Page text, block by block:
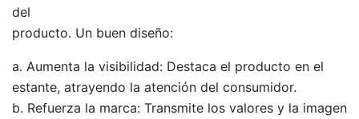
del
producto. Un buen diseño:
Aumenta la visibilidad: Destaca el producto en el
estante, atrayendo la atención del consumidor.
Refuerza la marca: Transmite los valores y la imagen